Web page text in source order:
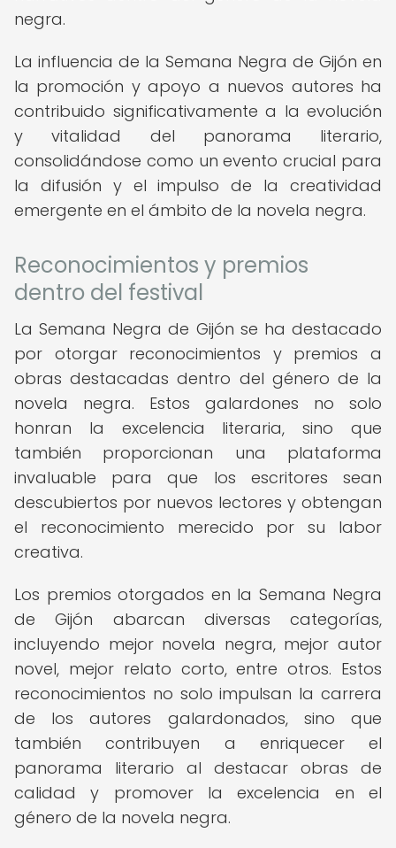
negra.
La influencia de la Semana Negra de Gijón en
la promoción y apoyo a nuevos autores ha
contribuido significativamente a la evolución
y vitalidad del panorama literario,
consolidándose como un evento crucial para
la difusión y el impulso de la creatividad
emergente en el ámbito de la novela negra.
Reconocimientos y premios
dentro del festival
La Semana Negra de Gijón se ha destacado
por otorgar reconocimientos y premios a
obras destacadas dentro del género de la
novela negra. Estos galardones no solo
honran la excelencia literaria, sino que
también proporcionan una plataforma
invaluable para que los escritores sean
descubiertos por nuevos lectores y obtengan
el reconocimiento merecido por su labor
creativa.
Los premios otorgados en la Semana Negra
de Gijón abarcan diversas categorías,
incluyendo mejor novela negra, mejor autor
novel, mejor relato corto, entre otros. Estos
reconocimientos no solo impulsan la carrera
de los autores galardonados, sino que
también contribuyen a enriquecer el
panorama literario al destacar obras de
calidad y promover la excelencia en el
género de la novela negra.